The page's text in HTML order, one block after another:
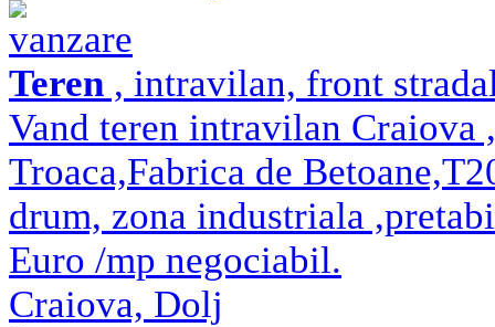
vanzare
Teren , intravilan, front
Vand teren intravilan Craiova
Troaca,Fabrica de
drum, zona industriala
Euro /mp negociabil.
Craiova, Dolj